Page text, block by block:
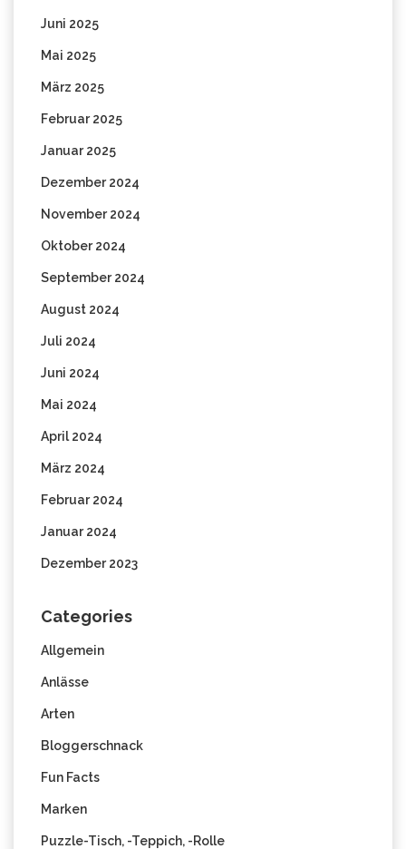
Juni 2025
Mai 2025
März 2025
Februar 2025
Januar 2025
Dezember 2024
November 2024
Oktober 2024
September 2024
August 2024
Juli 2024
Juni 2024
Mai 2024
April 2024
März 2024
Februar 2024
Januar 2024
Dezember 2023
Categories
Allgemein
Anlässe
Arten
Bloggerschnack
Fun Facts
Marken
Puzzle-Tisch, -Teppich, -Rolle